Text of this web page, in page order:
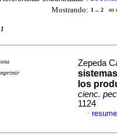
Mostrando: 1 .. 2 en
Zepeda
los
cienc.
1124
·